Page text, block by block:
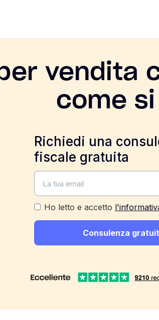
vendita
come
Richiedi una
fiscale gratuita
Ho letto e accetto
Consulenza